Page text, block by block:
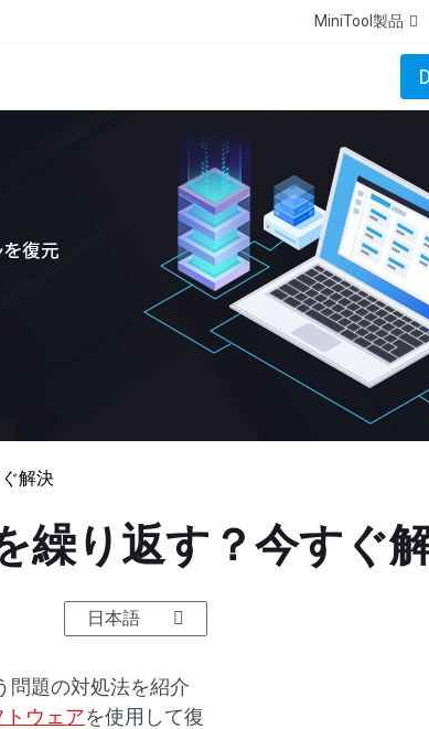
MiniTool製品
解決
繰り返す？今すぐ
日本語
問題の対処法を紹介
ウェアを使用して復